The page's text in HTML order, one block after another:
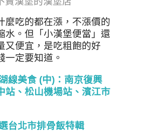
麼吃的都在漲，不漲價的
水。但「小漢堡便當」還
又便宜，是吃粗飽的好
一定要知道。
線美食 (中) ：南京復興
站、松山機場站 、 濱江市
台北市排骨飯特輯